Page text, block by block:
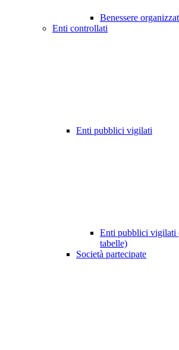
Benessere
Enti controllati
Enti pubblici vigilati
Enti pubblici vigilati
tabelle)
Società partecipate